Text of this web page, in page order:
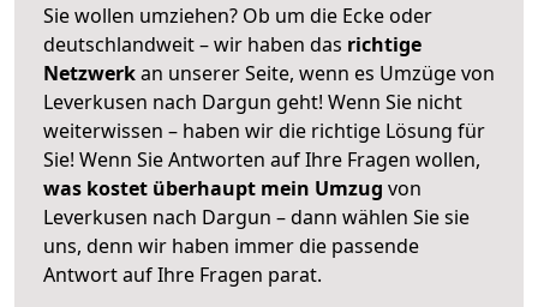
Sie wollen umziehen? Ob um die Ecke oder
deutschlandweit – wir haben das richtige
Netzwerkan unserer Seite, wenn es Umzüge von
Leverkusen nach Dargun geht! Wenn Sie nicht
weiterwissen – haben wir die richtige Lösung für
Sie! Wenn Sie Antworten auf Ihre Fragen wollen,
was kostet überhaupt mein Umzug von
Leverkusen nach Dargun – dann wählen Sie sie
uns, denn wir haben immer die passende
Antwort auf Ihre Fragen parat.